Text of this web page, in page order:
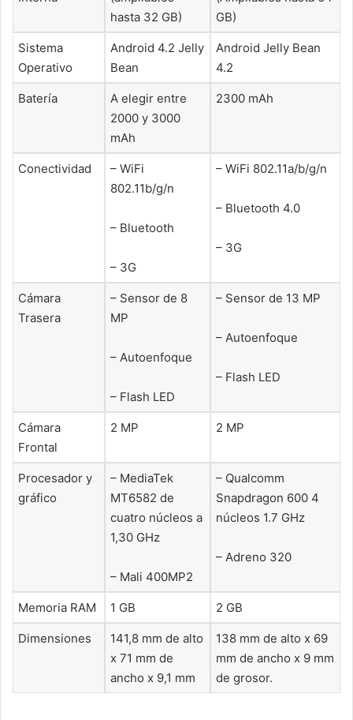
hasta 32 GB)
GB)
Sistema
Operativo
Android 4.2 Jelly
Bean
Android Jelly Bean
4.2
Batería
A elegir entre
2000 y 3000
mAh
2300 mAh
Conectividad
– WiFi
802.11b/g/n
– Bluetooth
– 3G
– WiFi 802.11a/b/g/n
– Bluetooth 4.0
– 3G
Cámara
Trasera
– Sensor de 8
MP
– Autoenfoque
– Flash LED
– Sensor de 13 MP
– Autoenfoque
– Flash LED
Cámara
Frontal
2 MP 2 MP
Procesador y
gráfico
– MediaTek
MT6582 de
cuatro núcleos a
1,30 GHz
– Mali 400MP2
– Qualcomm
Snapdragon 600 4
núcleos 1.7 GHz
– Adreno 320
Memoria RAM 1 GB 2 GB
Dimensiones
141,8 mm de alto
x 71 mm de
ancho x 9,1 mm
138 mm de alto x 69
mm de ancho x 9 mm
de grosor.